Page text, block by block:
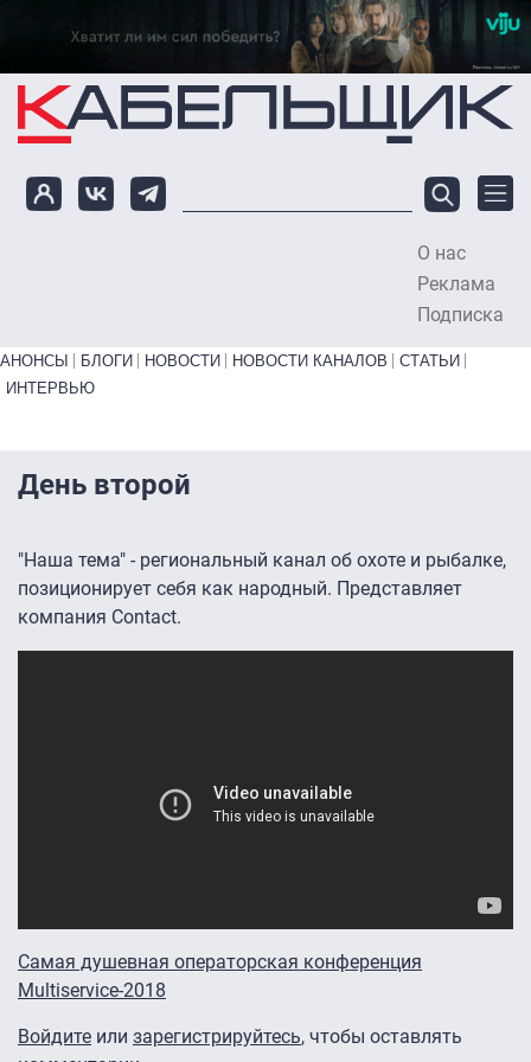
Перейти к основному содержанию
О нас
Реклама
Подписка
Primary links bottom
АНОНСЫ БЛОГИ НОВОСТИ НОВОСТИ КАНАЛОВ
СТАТЬИ
ИНТЕРВЬЮ
День второй
"Наша тема" - региональный канал об охоте и рыбалке,
позиционирует себя как народный. Представляет
компания Contact.
Самая душевная операторская конференция
Multiservice-2018
Войдите или зарегистрируйтесь, чтобы оставлять